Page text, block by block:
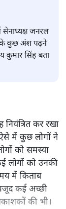
सेनाध्यक्ष जनरल
के कुछ अंश पढ़ने
कुमार सिंह बता
नियंत्रित कर रखा
में कुछ लोगों ने
को समस्या
लोगों को उनकी
में किताब
कई अच्छी
की भी।